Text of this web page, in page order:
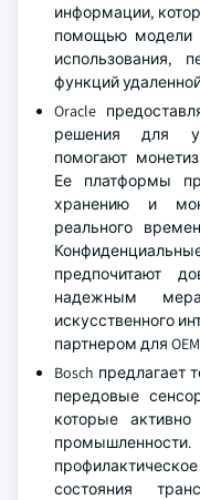
информации,
помощью модели
использования,
функций
Oracle
решения для
помогают
Ее платформы
хранению и
реального
предпочитают
надежным
искусственного
партнером для
Bosch предлагает
передовые
которые
состояния